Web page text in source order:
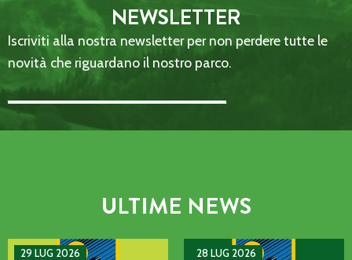
NEWSLETTER
Iscriviti alla nostra newsletter per non perdere tutte le
novità che riguardano il nostro parco.
Email Address::: (required)
ULTIME NEWS
29 LUG 2026
AVVISO DI GUASTO SULLA LINEA TELEFONICA DELL’ENTE
28 LUG 2026
MANIFESTAZIONE DI